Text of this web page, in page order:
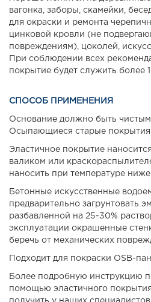
вагонка, заборы, скамейки,
для окраски и ремонта
цинковой кровли (не
повреждениям), цоколей,
При соблюдении всех
покрытие будет служить более
СПОСОБ ПРИМЕНЕНИЯ
Основание должно быть
Осыпающиеся старые покрытия
Эластичное покрытие
валиком или
наносить при температуре
Бетонные искусственные
предварительно загрунтовать
разбавленной на 25-30%
эксплуатации окрашенные
беречь от механических
Подходит для покраски OSB-
Более подробную инструкцию
помощью эластичного